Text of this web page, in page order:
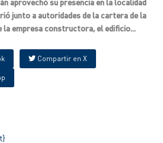
junto a autoridades de la cartera de la
la empresa constructora, el edificio...
Compartir en X